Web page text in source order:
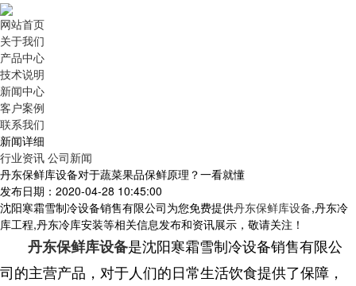
网站首页
关于我们
产品中心
技术说明
新闻中心
客户案例
联系我们
新闻详细
行业资讯 公司新闻
丹东保鲜库设备对于蔬菜果品保鲜原理？一看就懂
发布日期：2020-04-28 10:45:00
沈阳寒霜雪制冷设备销售有限公司为您免费提供丹东保鲜库设备,丹东冷
库工程,丹东冷库安装等相关信息发布和资讯展示，敬请关注！
丹东保鲜库设备是沈阳寒霜雪制冷设备销售有限公
司的主营产品，对于人们的日常生活饮食提供了保障，